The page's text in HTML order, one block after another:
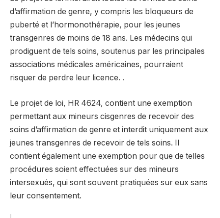
d’affirmation de genre, y compris les bloqueurs de
puberté et l’hormonothérapie, pour les jeunes
transgenres de moins de 18 ans. Les médecins qui
prodiguent de tels soins, soutenus par les principales
associations médicales américaines, pourraient
risquer de perdre leur licence. .
Le projet de loi, HR 4624, contient une exemption
permettant aux mineurs cisgenres de recevoir des
soins d’affirmation de genre et interdit uniquement aux
jeunes transgenres de recevoir de tels soins. Il
contient également une exemption pour que de telles
procédures soient effectuées sur des mineurs
intersexués, qui sont souvent pratiquées sur eux sans
leur consentement.